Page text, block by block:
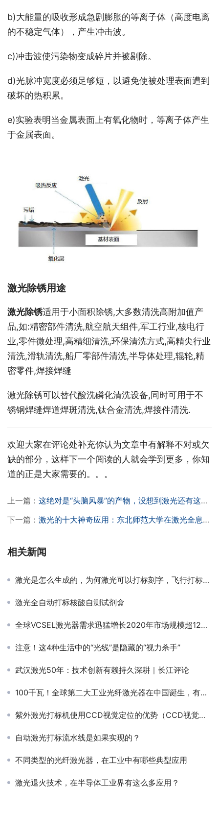
b)大能量的吸收形成急剧膨胀的等离子体（高度电离
的不稳定气体），产生冲击波。
c)冲击波使污染物变成碎片并被剔除。
d)光脉冲宽度必须足够短，以避免使被处理表面遭到
破坏的热积累。
e)实验表明当金属表面上有氧化物时，等离子体产生
于金属表面。
激光除锈用途
激光除锈适用于小面积除锈,大多数清洗高附加值产
品,如:精密部件清洗,航空航天组件,军工行业,核电行
业,零件微处理,高精细清洗,环保清洗方式,高精尖行业
清洗,滑轨清洗,船厂零部件清洗,半导体处理,辊轮,精
密零件,焊接焊缝
激光除锈可以替代酸洗磷化清洗设备,同时可用于不
锈钢焊缝焊道焊斑清洗,钛合金清洗,焊接件清洗.
欢迎大家在评论处补充你认为文章中有解释不对或欠
缺的部分，这样下一个阅读的人就会学到更多，你知
道的正是大家需要的。。。
上一篇： 这绝对是“头脑风暴”的产物，没想到激光还有这种用途
下一篇： 激光的十大神奇应用：东北师范大学在激光全息领域上鹤立鸡群
相关新闻
激光是怎么生成的，为何激光可以打标刻字，飞行打标又是什么意思
激光全自动打标核酸自测试剂盒
全球VCSEL激光器需求迅猛增长2020年市场规模超12亿美元
注意！这4种生活中的“光线”是隐藏的“视力杀手”
武汉激光50年：技术创新有赖持久深耕｜长江评论
100千瓦！全球第二大工业光纤激光器在中国诞生，有何优势？
紫外激光打标机使用CCD视觉定位的优势（CCD视觉定位系统）
自动激光打标流水线是如果实现的？
不同类型的光纤激光器，在工业中有哪些典型应用
激光退火技术，在半导体工业界有这么多应用？